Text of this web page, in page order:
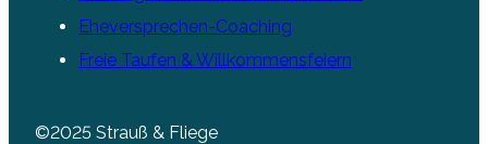
Eheversprechen-Coaching
Freie Taufen & Willkommensfeiern
©2025 Strauß & Fliege